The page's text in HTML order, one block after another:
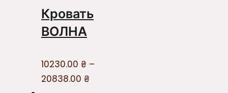
Кровать
ВОЛНА
10230.00 ₴ –
20838.00 ₴